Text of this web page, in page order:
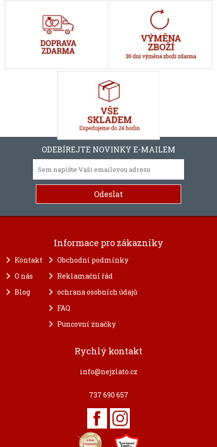
ODEBÍREJTE NOVINKY E-MAILEM
Informace pro zákazníky
Kontakt
O nás
Blog
Obchodní podmínky
Reklamační řád
ochrana osobních údajů
FAQ
Puncovní značky
Rychlý kontakt
info@nejzlato.cz
737 690 657